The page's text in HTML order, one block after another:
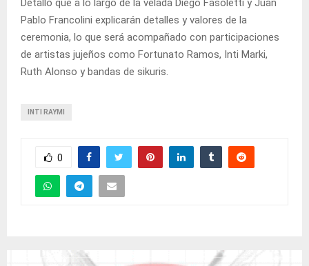
Detalló que a lo largo de la velada Diego Fasoletti y Juan
Pablo Francolini explicarán detalles y valores de la
ceremonia, lo que será acompañado con participaciones
de artistas jujeños como Fortunato Ramos, Inti Marki,
Ruth Alonso y bandas de sikuris.
INTI RAYMI
0